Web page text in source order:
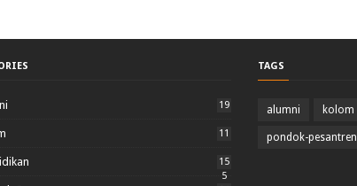
19
11
15
5
TAGS
alumni kolom
pondok-pesantren